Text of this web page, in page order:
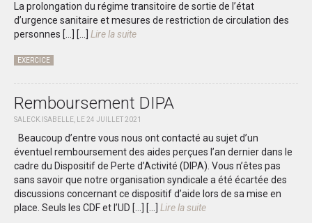
La prolongation du régime transitoire de sortie de l’état
d’urgence sanitaire et mesures de restriction de circulation des
personnes […]
[...] Lire la suite
EXERCICE
Remboursement DIPA
SALECK.ISABELLE, LE 24 JUILLET 2021
Beaucoup d’entre vous nous ont contacté au sujet d’un
éventuel remboursement des aides perçues l’an dernier dans le
cadre du Dispositif de Perte d’Activité (DIPA). Vous n’êtes pas
sans savoir que notre organisation syndicale a été écartée des
discussions concernant ce dispositif d’aide lors de sa mise en
place. Seuls les CDF et l’UD […]
[...] Lire la suite